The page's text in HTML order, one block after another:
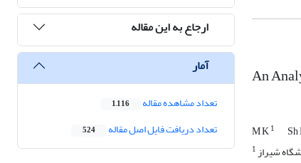
An
M K1
1شیراز
ارجاع به این مقاله
آمار
تعداد مشاهده مقاله 1,116
تعداد دریافت فایل اصل مقاله 524